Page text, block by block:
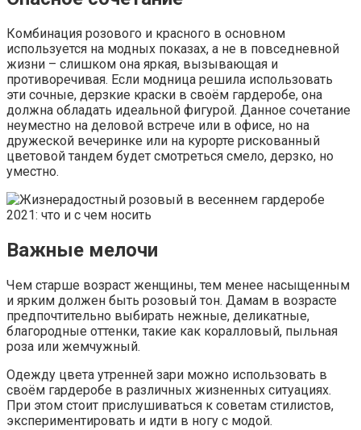
Комбинация розового и красного в основном
используется на модных показах, а не в повседневной
жизни – слишком она яркая, вызывающая и
противоречивая. Если модница решила использовать
эти сочные, дерзкие краски в своём гардеробе, она
должна обладать идеальной фигурой. Данное сочетание
неуместно на деловой встрече или в офисе, но на
дружеской вечеринке или на курорте рискованный
цветовой тандем будет смотреться смело, дерзко, но
уместно.
Важные мелочи
Чем старше возраст женщины, тем менее насыщенным
и ярким должен быть розовый тон. Дамам в возрасте
предпочтительно выбирать нежные, деликатные,
благородные оттенки, такие как коралловый, пыльная
роза или жемчужный.
Одежду цвета утренней зари можно использовать в
своём гардеробе в различных жизненных ситуациях.
При этом стоит прислушиваться к советам стилистов,
экспериментировать и идти в ногу с модой.